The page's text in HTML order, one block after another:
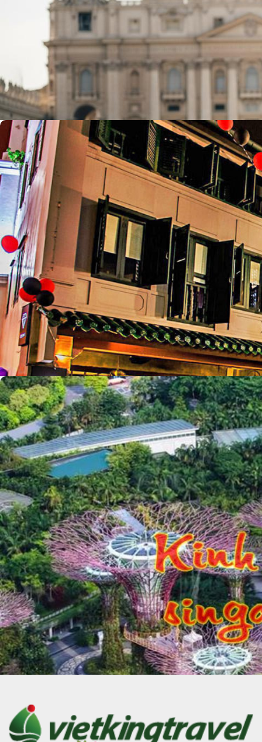
Ẩm thực đường phố của Malaysia
25/08/2019 admin
5 Quy Tắc Vàng Khi Đi Vatican Mặc Gì Cho...
29/12/2025 admin
Những nơi phải ăn ở Singapore 2019 “Không ăn phí...
20/08/2019 admin